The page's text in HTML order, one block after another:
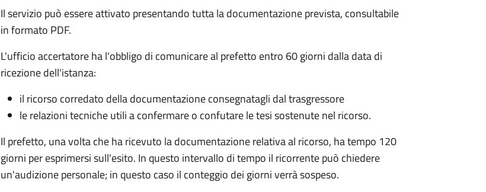
Il servizio può essere attivato presentando tutta la documentazione prevista, consultabile
in formato PDF.
L'ufficio accertatore ha l'obbligo di comunicare al prefetto entro 60 giorni dalla data di
ricezione dell'istanza:
il ricorso corredato della documentazione consegnatagli dal trasgressore
le relazioni tecniche utili a confermare o confutare le tesi sostenute nel ricorso.
Il prefetto, una volta che ha ricevuto la documentazione relativa al ricorso, ha tempo 120
giorni per esprimersi sull'esito. In questo intervallo di tempo il ricorrente può chiedere
un'audizione personale; in questo caso il conteggio dei giorni verrà sospeso.